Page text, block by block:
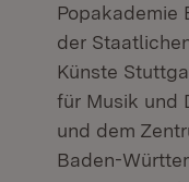
Popakademie
der
Künste
für Musik und
und dem
Baden-